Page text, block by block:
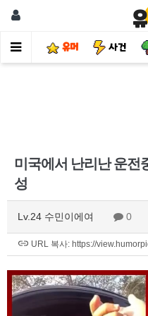
유머 사건
미국에서 난리난 운전
성
Lv.24 수민이에여 0
URL 복사: https://